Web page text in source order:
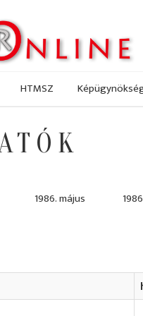
HTMSZ
1986. május